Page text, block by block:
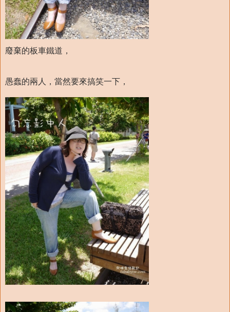
廢棄的板車鐵道，
愚蠢的兩人，當然要來搞笑一下，